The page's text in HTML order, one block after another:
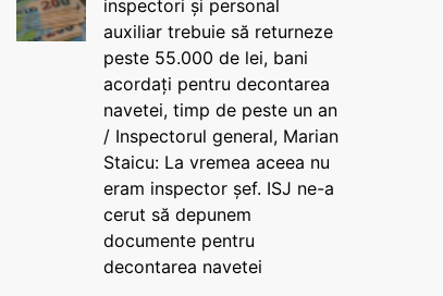
inspectori și personal
auxiliar trebuie să returneze
peste 55.000 de lei, bani
acordați pentru decontarea
navetei, timp de peste un an
/ Inspectorul general, Marian
Staicu: La vremea aceea nu
eram inspector șef. ISJ ne-a
cerut să depunem
documente pentru
decontarea navetei